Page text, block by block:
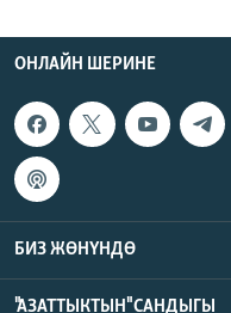
ОНЛАЙН ШЕРИНЕ
БИЗ ЖӨНҮНДӨ
"АЗАТТЫКТЫН" САНДЫГЫ